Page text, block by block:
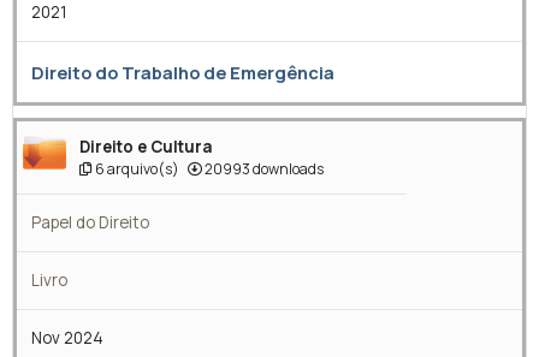
2021
Direito do Trabalho de Emergência
Direito e Cultura
6 arquivo(s) 20993 downloads
Papel do Direito
Livro
Nov 2024